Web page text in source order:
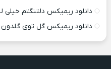
دانلود ریمیکس دلتنگتم خیلی
دانلود ریمیکس گل توی گلدون